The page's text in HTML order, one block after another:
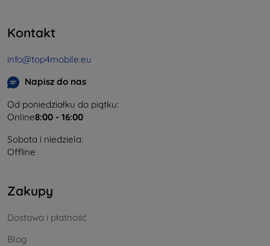
Kontakt
info@top4mobile.eu
Napisz do nas
Od poniedziałku do piątku:
Online8:00 - 16:00
Sobota i niedziela:
Offline
Zakupy
Dostawa i płatność
Blog